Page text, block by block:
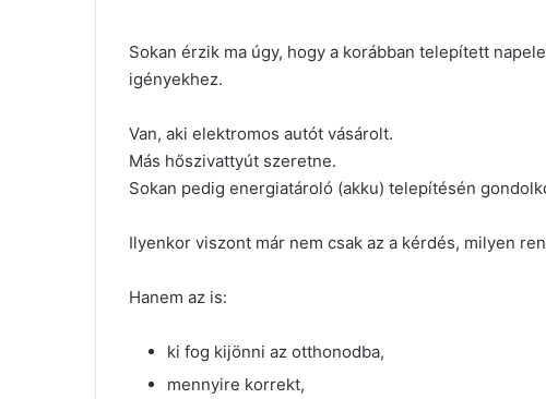
a
i
Sokan érzik ma úgy, hogy a korábban telepített
igényekhez.
Van, aki elektromos autót vásárolt.
Más hőszivattyút szeretne.
Sokan pedig energiatároló (akku) telepítésén
Ilyenkor viszont már nem csak az a kérdés, milyen
Hanem az is:
ki fog kijönni az otthonodba,
mennyire korrekt,